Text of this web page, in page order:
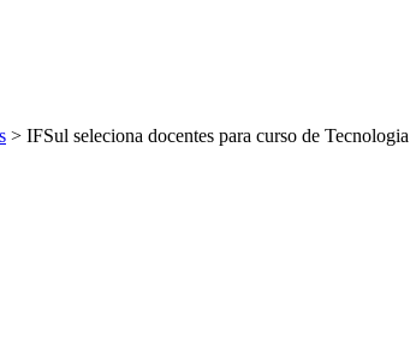
> IFSul seleciona docentes para curso de